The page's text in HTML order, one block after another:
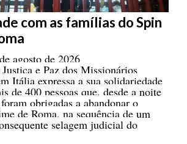
com as famílias do Spin
agosto de 2026
e Paz dos Missionários
Itália expressa a sua solidariedade
de 400 pessoas que, desde a noite
obrigadas a abandonar o
de Roma, na sequência de um
selagem judicial do